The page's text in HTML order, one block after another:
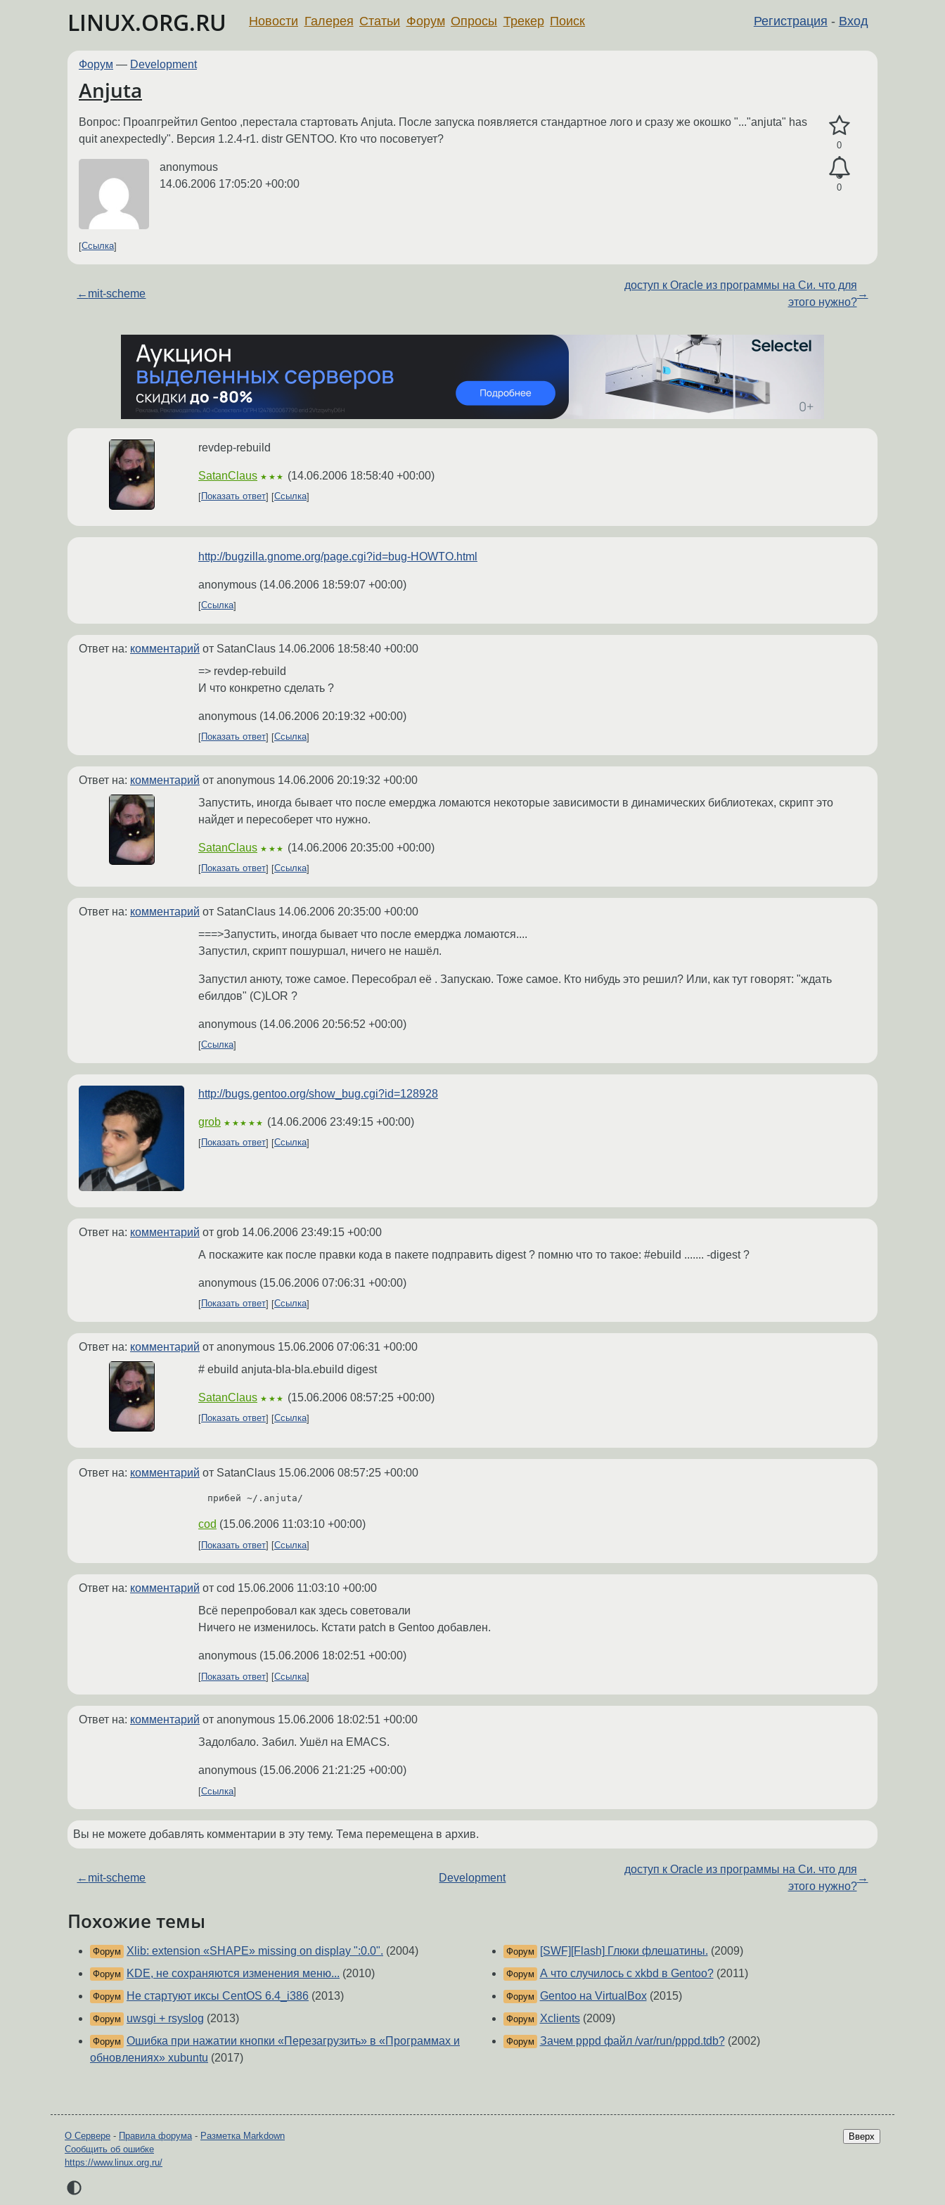
LINUX.ORG.RU Регистрация - Вход
Новости Галерея Статьи Форум Опросы Трекер Поиск
Форум — Development
Anjuta
0
0
Вопрос: Проапгрейтил Gentoo ,перестала стартовать Anjuta. После запуска появляется стандартное лого и сразу же окошко "..."anjuta" has
quit anexpectedly". Версия 1.2.4-r1. distr GENTOO. Кто что посоветует?
anonymous
14.06.2006 17:05:20 +00:00
Ссылка
← mit-scheme
доступ к Oracle из программы на Си. что для
этого нужно?
→
revdep-rebuild
SatanClaus ★★★ (14.06.2006 18:58:40 +00:00)
Показать ответ Ссылка
http://bugzilla.gnome.org/page.cgi?id=bug-HOWTO.html
anonymous (14.06.2006 18:59:07 +00:00)
Ссылка
Ответ на: комментарий от SatanClaus 14.06.2006 18:58:40 +00:00
=> revdep-rebuild
И что конкретно сделать ?
anonymous (14.06.2006 20:19:32 +00:00)
Показать ответ Ссылка
Ответ на: комментарий от anonymous 14.06.2006 20:19:32 +00:00
Запустить, иногда бывает что после емерджа ломаются некоторые зависимости в динамических библиотеках, скрипт это
найдет и пересоберет что нужно.
SatanClaus ★★★ (14.06.2006 20:35:00 +00:00)
Показать ответ Ссылка
Ответ на: комментарий от SatanClaus 14.06.2006 20:35:00 +00:00
===>Запустить, иногда бывает что после емерджа ломаются....
Запустил, скрипт пошуршал, ничего не нашёл.
Запустил анюту, тоже самое. Пересобрал её . Запускаю. Тоже самое. Кто нибудь это решил? Или, как тут говорят: "ждать
ебилдов" (C)LOR ?
anonymous (14.06.2006 20:56:52 +00:00)
Ссылка
http://bugs.gentoo.org/show_bug.cgi?id=128928
grob ★★★★★ (14.06.2006 23:49:15 +00:00)
Показать ответ Ссылка
Ответ на: комментарий от grob 14.06.2006 23:49:15 +00:00
А поскажите как после правки кода в пакете подправить digest ? помню что то такое: #ebuild ....... -digest ?
anonymous (15.06.2006 07:06:31 +00:00)
Показать ответ Ссылка
Ответ на: комментарий от anonymous 15.06.2006 07:06:31 +00:00
# ebuild anjuta-bla-bla.ebuild digest
SatanClaus ★★★ (15.06.2006 08:57:25 +00:00)
Показать ответ Ссылка
Ответ на: комментарий от SatanClaus 15.06.2006 08:57:25 +00:00
прибей ~/.anjuta/
cod (15.06.2006 11:03:10 +00:00)
Показать ответ Ссылка
Ответ на: комментарий от cod 15.06.2006 11:03:10 +00:00
Всё перепробовал как здесь советовали
Ничего не изменилось. Кстати patch в Gentoo добавлен.
anonymous (15.06.2006 18:02:51 +00:00)
Показать ответ Ссылка
Ответ на: комментарий от anonymous 15.06.2006 18:02:51 +00:00
Задолбало. Забил. Ушёл на EMACS.
anonymous (15.06.2006 21:21:25 +00:00)
Ссылка
Вы не можете добавлять комментарии в эту тему. Тема перемещена в архив.
← mit-scheme Development
доступ к Oracle из программы на Си. что для
этого нужно?
→
Похожие темы
Форум Xlib: extension «SHAPE» missing on display ":0.0". (2004)
Форум KDE, не сохраняются изменения меню... (2010)
Форум Не стартуют иксы CentOS 6.4_i386 (2013)
Форум uwsgi + rsyslog (2013)
Форум Ошибка при нажатии кнопки «Перезагрузить» в «Программах и
обновлениях» xubuntu (2017)
Форум [SWF][Flash] Глюки флешатины. (2009)
Форум А что случилось с xkbd в Gentoo?(2011)
Форум Gentoo на VirtualBox(2015)
Форум Xclients(2009)
Форум Зачем pppd файл /var/run/pppd.tdb?(2002)
Вверх
О Сервере - Правила форума - Разметка Markdown
Сообщить об ошибке
https://www.linux.org.ru/